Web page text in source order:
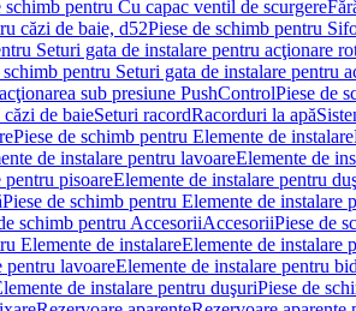
schimb pentru Cu capac ventil de scurgere
căzi de baie, d52Piese de schimb pentru
Seturi gata de instalare pentru acţionare
schimb pentru Seturi gata de instalare pentru
sub presiune PushControlPiese de
de baieSeturi racordRacorduri la apă
Piese de schimb pentru Elemente de instalare
de instalare pentru lavoareElemente de
pentru pisoareElemente de instalare pentru
Piese de schimb pentru Elemente de instalare
schimb pentru AccesoriiAccesoriiPiese de
Elemente de instalareElemente de instalare
pentru lavoareElemente de instalare pentru
de instalare pentru duşuriPiese de